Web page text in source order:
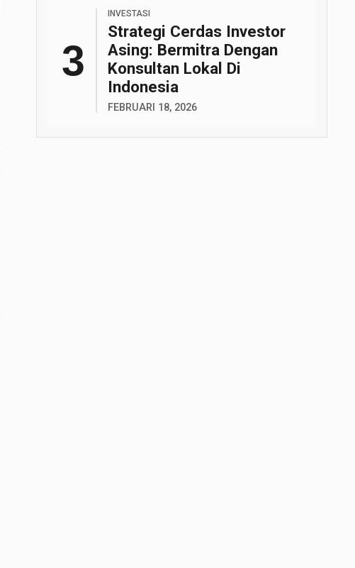
INVESTASI
Strategi Cerdas Investor
Asing: Bermitra Dengan
Konsultan Lokal Di
Indonesia
FEBRUARI 18, 2026